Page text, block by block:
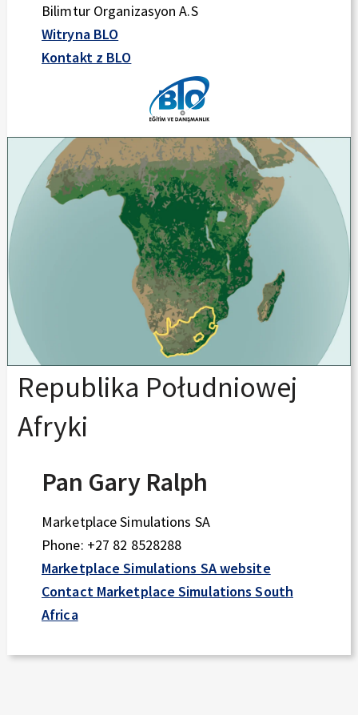
Bilimtur Organizasyon A.S
Witryna BLO
Kontakt z BLO
Republika Południowej
Afryki
Pan Gary Ralph
Marketplace Simulations SA
Phone: +27 82 8528288
Marketplace Simulations SA website
Contact Marketplace Simulations South
Africa